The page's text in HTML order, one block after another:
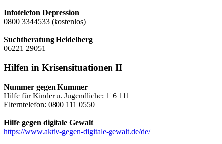
Infotelefon Depression
0800 3344533 (kostenlos)
Suchtberatung Heidelberg
06221 29051
Hilfen in Krisensituationen II
Nummer gegen Kummer
Hilfe für Kinder u. Jugendliche: 116 111
Elterntelefon: 0800 111 0550
Hilfe gegen digitale Gewalt
https://www.aktiv-gegen-digitale-gewalt.de/de/